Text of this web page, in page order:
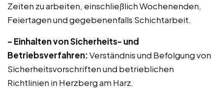
Zeiten zu arbeiten, einschließlich Wochenenden,
Feiertagen und gegebenenfalls Schichtarbeit.
– Einhalten von Sicherheits- und
Betriebsverfahren:Verständnis und Befolgung von
Sicherheitsvorschriften und betrieblichen
Richtlinien in Herzberg am Harz.